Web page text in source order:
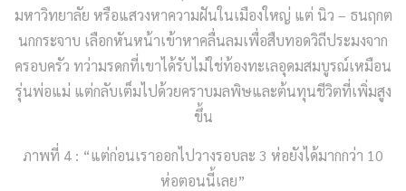
มหาวิทยาลัย หรือแสวงหาความฝันในเมืองใหญ่ แต่ นิว – ธนฤกต
นกกระจาบ เลือกหันหน้าเข้าหาคลื่นลมเพื่อสืบทอดวิถีประมงจาก
ครอบครัว ทว่ามรดกที่เขาได้รับไม่ใช่ท้องทะเลอุดมสมบูรณ์เหมือน
รุ่นพ่อแม่ แต่กลับเต็มไปด้วยคราบมลพิษและต้นทุนชีวิตที่เพิ่มสูง
ขึ้น
ภาพที่ 4 : “แต่ก่อนเราออกไปวางรอบละ 3 ห่อยังได้มากกว่า 10
ห่อตอนนี้เลย”